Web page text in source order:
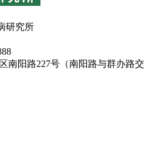
研究所
南阳路227号（南阳路与群办路交